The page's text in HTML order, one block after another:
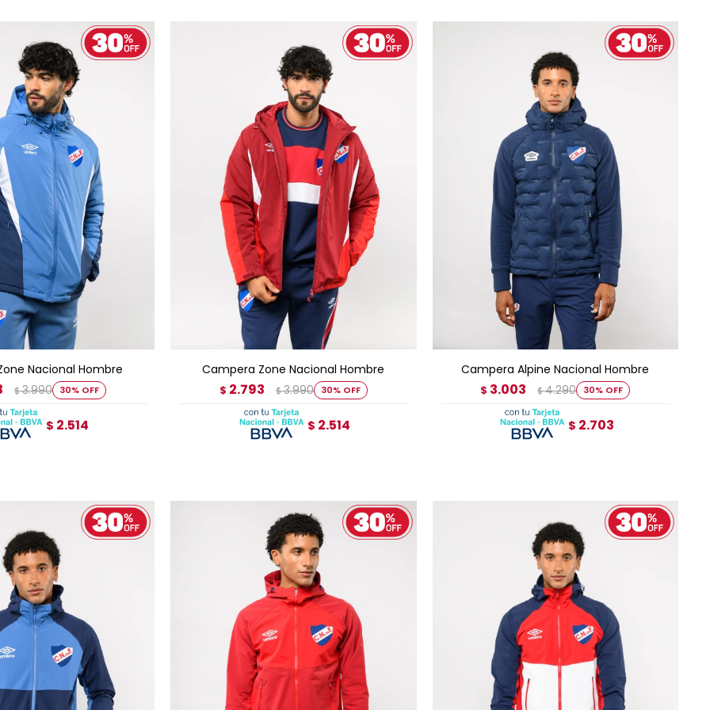
Nacional Hombre
$ 3.990 30
$ 2.514
AL CARRITO
Campera Zone Nacional Hombre
$ 2.793 $ 3.990 30
$ 2.514
AGREGAR AL CARRITO
Campera Alpine Nacional Hombre
$ 3.003 $ 4.290 30
$ 2.703
AGREGAR AL CARRITO